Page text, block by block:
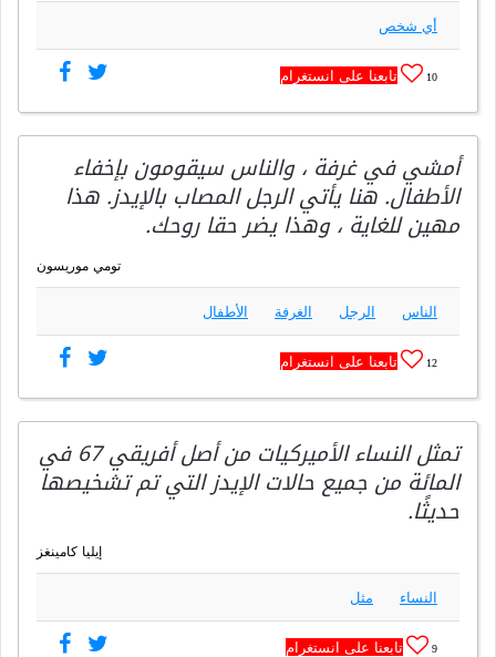
أي شخص
10 تابعنا على انستغرام
أمشي في غرفة ، والناس سيقومون بإخفاء
الأطفال. هنا يأتي الرجل المصاب بالإيدز. هذا
مهين للغاية ، وهذا يضر حقا روحك.
تومي موريسون
الناس الرجل الغرفة الأطفال
12 تابعنا على انستغرام
تمثل النساء الأميركيات من أصل أفريقي 67 في
المائة من جميع حالات الإيدز التي تم تشخيصها
حديثًا.
إيليا كامينغز
النساء مثل
9 تابعنا على انستغرام